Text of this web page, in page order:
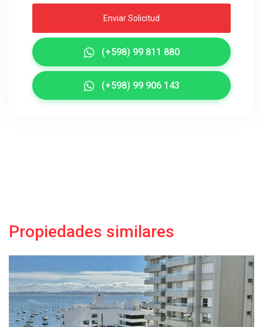
Enviar Solicitud
(+598) 99 811 880
(+598) 99 906 143
Propiedades similares